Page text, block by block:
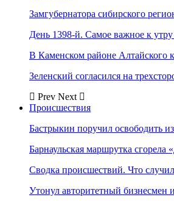
Замгубернатора сибирского
День 1398-й. Самое важное к утру
В Каменском районе Алтайского
Зеленский согласился на
Prev Next
Происшествия
Бастрыкин поручил освободить
Барнаульская маршрутка
Сводка происшествий. Что
Утонул авторитетный бизнесмен